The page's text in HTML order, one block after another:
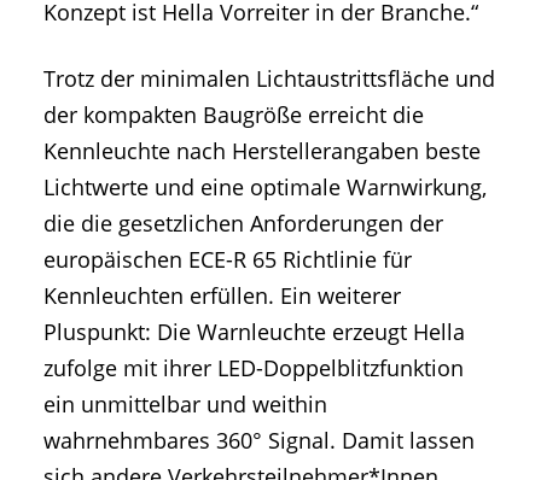
Konzept ist Hella Vorreiter in der Branche.“
Trotz der minimalen Lichtaustrittsfläche und
der kompakten Baugröße erreicht die
Kennleuchte nach Herstellerangaben beste
Lichtwerte und eine optimale Warnwirkung,
die die gesetzlichen Anforderungen der
europäischen ECE-R 65 Richtlinie für
Kennleuchten erfüllen. Ein weiterer
Pluspunkt: Die Warnleuchte erzeugt Hella
zufolge mit ihrer LED-Doppelblitzfunktion
ein unmittelbar und weithin
wahrnehmbares 360° Signal. Damit lassen